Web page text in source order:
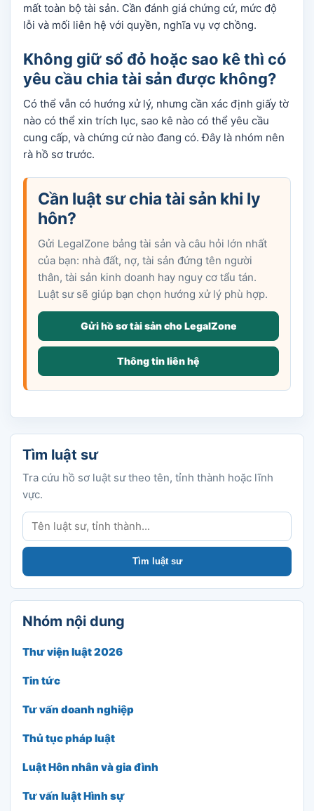
mất toàn bộ tài sản. Cần đánh giá chứng cứ, mức độ
lỗi và mối liên hệ với quyền, nghĩa vụ vợ chồng.
Không giữ sổ đỏ hoặc sao kê thì có
yêu cầu chia tài sản được không?
Có thể vẫn có hướng xử lý, nhưng cần xác định giấy tờ
nào có thể xin trích lục, sao kê nào có thể yêu cầu
cung cấp, và chứng cứ nào đang có. Đây là nhóm nên
rà hồ sơ trước.
Cần luật sư chia tài sản khi ly
hôn?
Gửi LegalZone bảng tài sản và câu hỏi lớn nhất
của bạn: nhà đất, nợ, tài sản đứng tên người
thân, tài sản kinh doanh hay nguy cơ tẩu tán.
Luật sư sẽ giúp bạn chọn hướng xử lý phù hợp.
Gửi hồ sơ tài sản cho LegalZone
Thông tin liên hệ
Tìm luật sư
Tra cứu hồ sơ luật sư theo tên, tỉnh thành hoặc lĩnh
vực.
Tìm luật sư
Tìm luật sư
Nhóm nội dung
Thư viện luật 2026
Tin tức
Tư vấn doanh nghiệp
Thủ tục pháp luật
Luật Hôn nhân và gia đình
Tư vấn luật Hình sự